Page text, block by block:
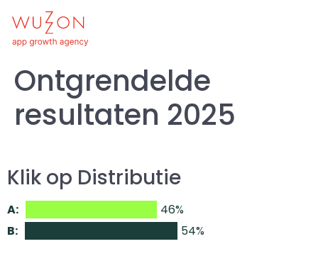
Ontgrendelde
resultaten 2025
Klik op Distributie
A:
46%
B:
54%